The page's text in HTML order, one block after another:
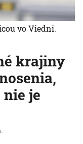
krajiny
je
vo Viedni.